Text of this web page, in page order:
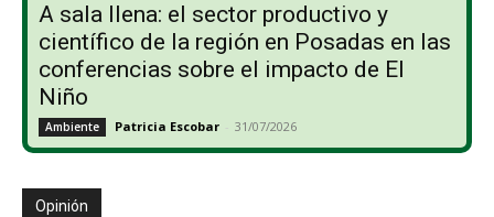
A sala llena: el sector productivo y
científico de la región en Posadas en las
conferencias sobre el impacto de El
Niño
Ambiente Patricia Escobar - 31/07/2026
Opinión